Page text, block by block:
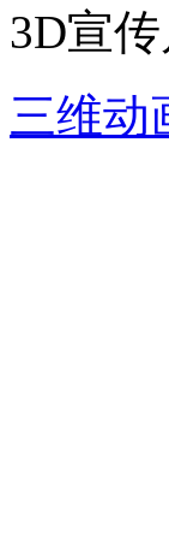
3D宣传
三维动